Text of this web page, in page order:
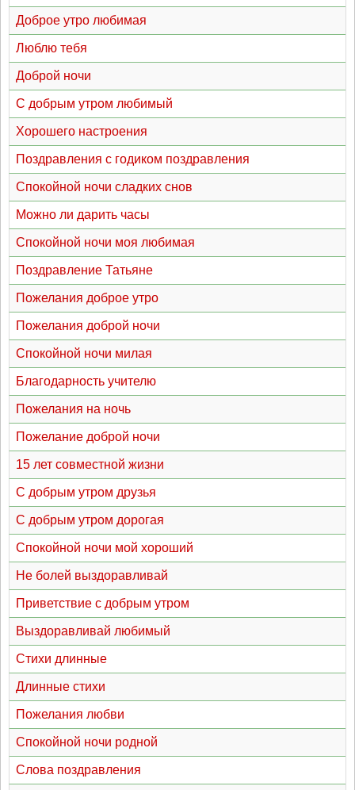
Доброе утро любимая
Люблю тебя
Доброй ночи
С добрым утром любимый
Хорошего настроения
Поздравления с годиком поздравления
Спокойной ночи сладких снов
Можно ли дарить часы
Спокойной ночи моя любимая
Поздравление Татьяне
Пожелания доброе утро
Пожелания доброй ночи
Спокойной ночи милая
Благодарность учителю
Пожелания на ночь
Пожелание доброй ночи
15 лет совместной жизни
С добрым утром друзья
С добрым утром дорогая
Спокойной ночи мой хороший
Не болей выздоравливай
Приветствие с добрым утром
Выздоравливай любимый
Стихи длинные
Длинные стихи
Пожелания любви
Спокойной ночи родной
Слова поздравления